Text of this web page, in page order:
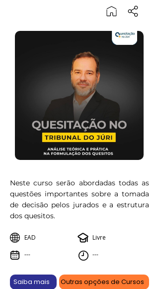
Neste curso serão abordadas todas as
questões importantes sobre a tomada
de decisão pelos jurados e a estrutura
dos quesitos.
EAD
---
Livre
---
Saiba mais Outras opções de Cursos